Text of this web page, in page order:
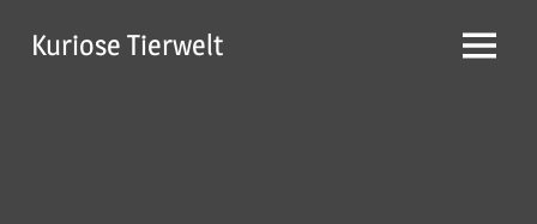
InhaltKuriose Tierwelt Menü